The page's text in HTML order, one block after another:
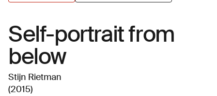
Self-portrait from
below
Stijn Rietman
(2015)